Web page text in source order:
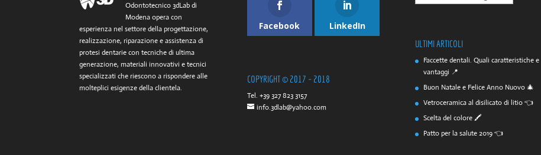
Odontotecnico 3dLab di
Modena opera con
esperienza nel settore della progettazione,
realizzazione, riparazione e assistenza di
protesi dentarie con tecniche di ultima
generazione, materiali innovativi e tecnici
specializzati che riescono a rispondere alle
molteplici esigenze della clientela.
Facebook LinkedIn
COPYRIGHT © 2017 – 2018
Tel. +39 327 823 3157
info.3dlab@yahoo.com
ULTIMI ARTICOLI
Faccette dentali. Quali caratteristiche e
vantaggi 📍
Buon Natale e Felice Anno Nuovo 🎄
Vetroceramica al disilicato di litio 👈
Scelta del colore 🖍️
Patto per la salute 2019 👈